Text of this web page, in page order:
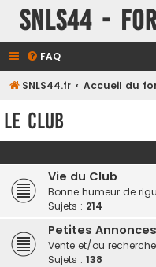
SNLS44 -
FAQ
SNLS44.fr Accueil du
Le Club
Vie du Club
Bonne humeur de
Sujets : 214
Petites
Vente et/ou
Sujets : 138